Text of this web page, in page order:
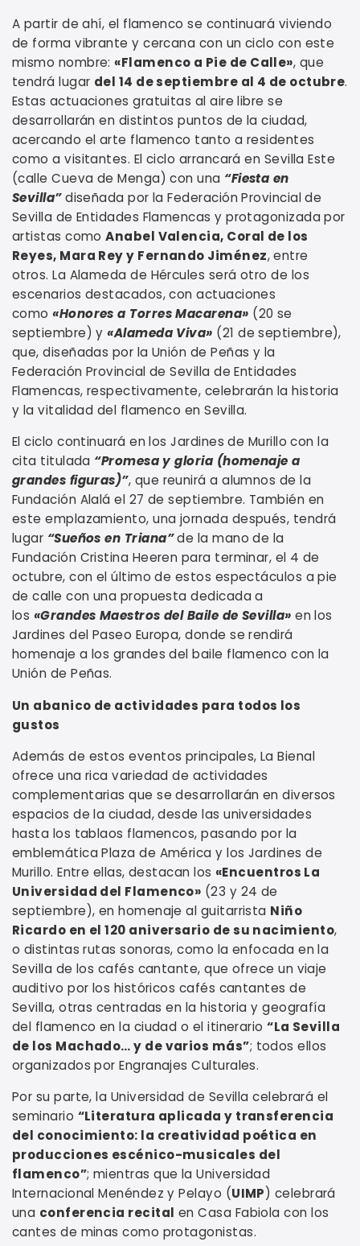
A partir de ahí, el flamenco se continuará viviendo
de forma vibrante y cercana con un ciclo con este
mismo nombre: «Flamenco a Pie de Calle», que
tendrá lugar del 14 de septiembre al 4 de octubre.
Estas actuaciones gratuitas al aire libre se
desarrollarán en distintos puntos de la ciudad,
acercando el arte flamenco tanto a residentes
como a visitantes. El ciclo arrancará en Sevilla Este
(calle Cueva de Menga) con una “Fiesta en
Sevilla”diseñada por la Federación Provincial de
Sevilla de Entidades Flamencas y protagonizada por
artistas comoAnabel Valencia, Coral de los
Reyes, Mara Rey y Fernando Jiménez, entre
otros. La Alameda de Hércules será otro de los
escenarios destacados, con actuaciones
como«Honores a Torres Macarena» (20 se
septiembre) y«Alameda Viva» (21 de septiembre),
que, diseñadas por la Unión de Peñas y la
Federación Provincial de Sevilla de Entidades
Flamencas, respectivamente, celebrarán la historia
y la vitalidad del flamenco en Sevilla.
El ciclo continuará en los Jardines de Murillo con la
cita titulada “Promesa y gloria (homenaje a
grandes figuras)”, que reunirá a alumnos de la
Fundación Alalá el 27 de septiembre. También en
este emplazamiento, una jornada después, tendrá
lugar “Sueños en Triana”de la mano de la
Fundación Cristina Heeren para terminar, el 4 de
octubre, con el último de estos espectáculos a pie
de calle con una propuesta dedicada a
los «Grandes Maestros del Baile de Sevilla» en los
Jardines del Paseo Europa, donde se rendirá
homenaje a los grandes del baile flamenco con la
Unión de Peñas.
Un abanico de actividades para todos los
gustos
Además de estos eventos principales, La Bienal
ofrece una rica variedad de actividades
complementarias que se desarrollarán en diversos
espacios de la ciudad, desde las universidades
hasta los tablaos flamencos, pasando por la
emblemática Plaza de América y los Jardines de
Murillo. Entre ellas, destacan los «Encuentros La
Universidad del Flamenco» (23 y 24 de
septiembre), en homenaje al guitarrista Niño
Ricardo en el 120 aniversario de su nacimiento,
o distintas rutas sonoras, como la enfocada en la
Sevilla de los cafés cantante, que ofrece un viaje
auditivo por los históricos cafés cantantes de
Sevilla, otras centradas en la historia y geografía
del flamenco en la ciudad o el itinerario“La Sevilla
de los Machado… y de varios más”; todos ellos
organizados por Engranajes Culturales.
Por su parte, la Universidad de Sevilla celebrará el
seminario “Literatura aplicada y transferencia
del conocimiento: la creatividad poética en
producciones escénico-musicales del
flamenco”; mientras que la Universidad
Internacional Menéndez y Pelayo (UIMP) celebrará
una conferencia recital en Casa Fabiola con los
cantes de minas como protagonistas.